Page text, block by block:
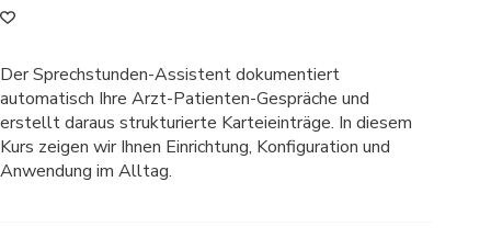
Der Sprechstunden-Assistent dokumentiert
automatisch Ihre Arzt-Patienten-Gespräche und
erstellt daraus strukturierte Karteieinträge. In diesem
Kurs zeigen wir Ihnen Einrichtung, Konfiguration und
Anwendung im Alltag.